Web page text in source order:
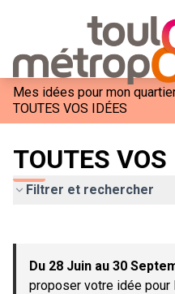
Mes idées pour mon
TOUTES VOS IDÉES
TOUTES VOS
Filtrer et rechercher
−
Du 28 Juin au 30
proposer votre idée